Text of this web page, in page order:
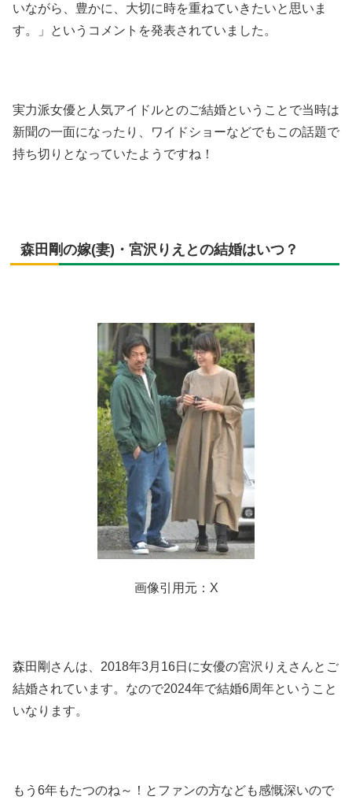
いながら、豊かに、大切に時を重ねていきたいと思いま
す。」というコメントを発表されていました。
実力派女優と人気アイドルとのご結婚ということで当時は
新聞の一面になったり、ワイドショーなどでもこの話題で
持ち切りとなっていたようですね！
森田剛の嫁(妻)・宮沢りえとの結婚はいつ？
画像引用元：X
森田剛さんは、2018年3月16日に女優の宮沢りえさんとご
結婚されています。なので2024年で結婚6周年ということ
いなります。
もう6年もたつのね～！とファンの方なども感慨深いので